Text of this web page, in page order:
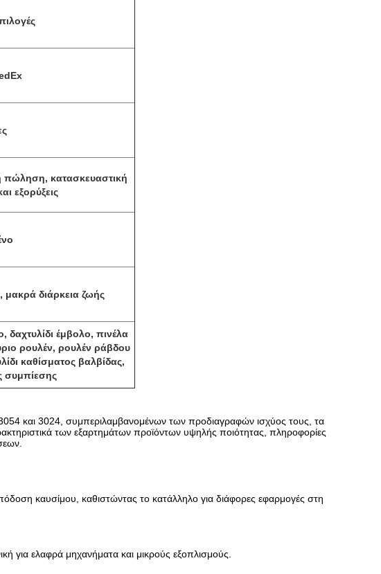
πώληση, κατασκευαστική
εξορύξεις
μακρά διάρκεια ζωής
δαχτυλίδι έμβολο, πινέλα
ρουλέν, ρουλέν ράβδου
καθίσματος βαλβίδας,
συμπίεσης
και 3024, συμπεριλαμβανομένων των προδιαγραφών ισχύος τους, τα
των εξαρτημάτων προϊόντων υψηλής ποιότητας, πληροφορίες
καυσίμου, καθιστώντας το κατάλληλο για διάφορες εφαρμογές στη
για ελαφρά μηχανήματα και μικρούς εξοπλισμούς.